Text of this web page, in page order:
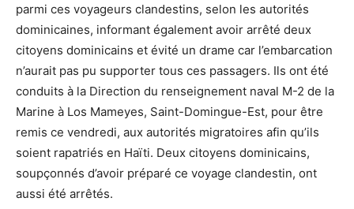
parmi ces voyageurs clandestins, selon les autorités
dominicaines, informant également avoir arrêté deux
citoyens dominicains et évité un drame car l’embarcation
n’aurait pas pu supporter tous ces passagers. Ils ont été
conduits à la Direction du renseignement naval M-2 de la
Marine à Los Mameyes, Saint-Domingue-Est, pour être
remis ce vendredi, aux autorités migratoires afin qu’ils
soient rapatriés en Haïti. Deux citoyens dominicains,
soupçonnés d’avoir préparé ce voyage clandestin, ont
aussi été arrêtés.